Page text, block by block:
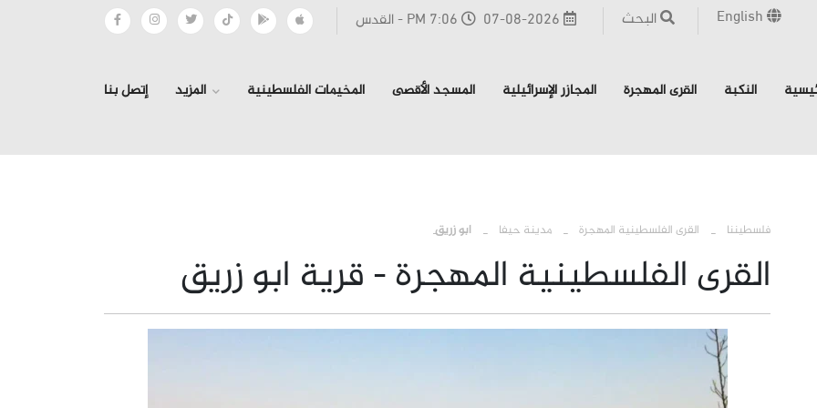
07-08-2026 7:06 PM - القدس البحث
النكبة القرى المهجرة المجازر الإسرائيلية المسجد الأقصى المخيمات الفلسطينية المزيد إتصل بنا
فلسطيننا › القرى الفلسطينية المهجرة مدينة حيفا ابو زريق
القرى الفلسطينية المهجرة - قرية ابو زريق